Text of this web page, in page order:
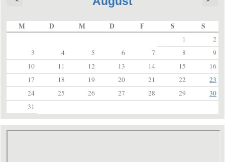
M D M D F S S
1
2
3
4 5 6 7 8
9
10
11 12 13 14 15
16
17
18 19 20 21 22
23
24
25 26 27 28 29
30
31